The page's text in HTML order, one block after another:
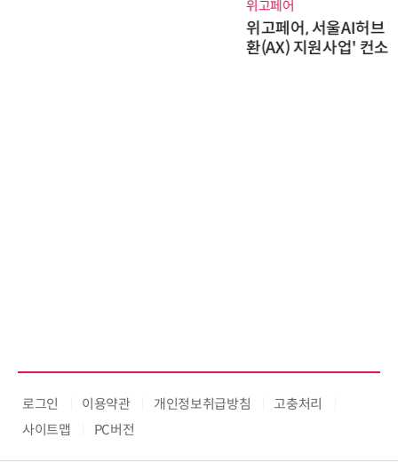
로그인 이용약관 개인정보취급방침
고충처리
사이트맵
PC버전